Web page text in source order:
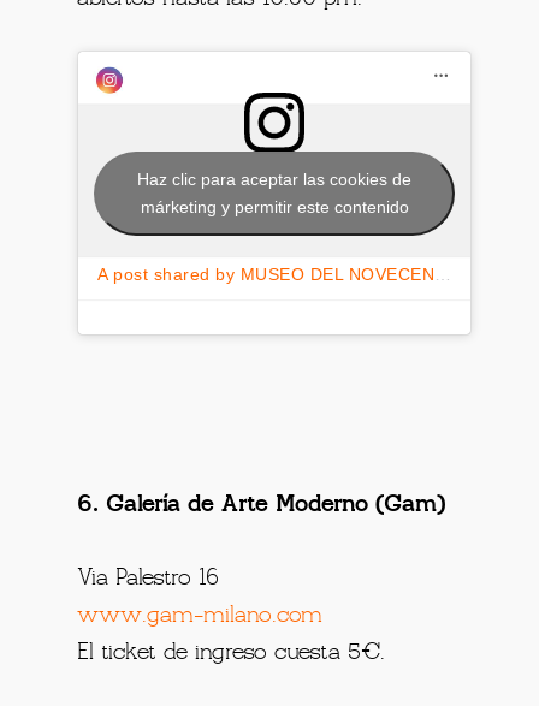
Haz clic para aceptar las cookies de
márketing y permitir este contenido
6. Galería de Arte Moderno (Gam)
Via Palestro 16
www.gam-milano.com
El ticket de ingreso cuesta 5€.